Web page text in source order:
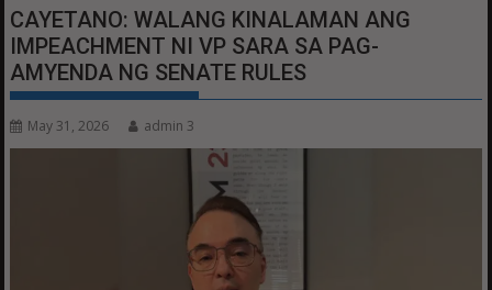
CAYETANO: WALANG KINALAMAN ANG
IMPEACHMENT NI VP SARA SA PAG-
AMYENDA NG SENATE RULES
May 31, 2026 admin 3